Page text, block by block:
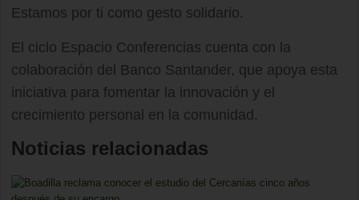
Estamos por ti como gesto solidario.
El ciclo Espacio Conferencias cuenta con la
colaboración del Banco Santander, que apoya esta
iniciativa para fomentar la innovación y el
crecimiento personal en la comunidad.
Noticias relacionadas